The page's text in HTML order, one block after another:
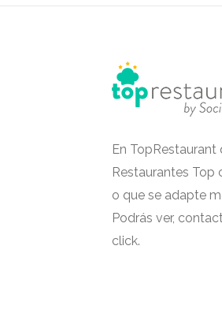
En
Restaurantes Top
o que se adapte
Podrás ver,
click.